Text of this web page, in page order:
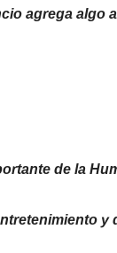
agrega algo
de la
y